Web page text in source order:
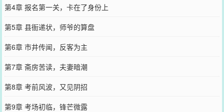
第4章 报名第一关，卡在了身份上
第5章 县衙递状，师爷的算盘
第6章 市井传闻，反客为主
第7章 斋房苦读，夫妻暗潮
第8章 考前风波，又见阴招
第9章 考场初临，锋芒微露